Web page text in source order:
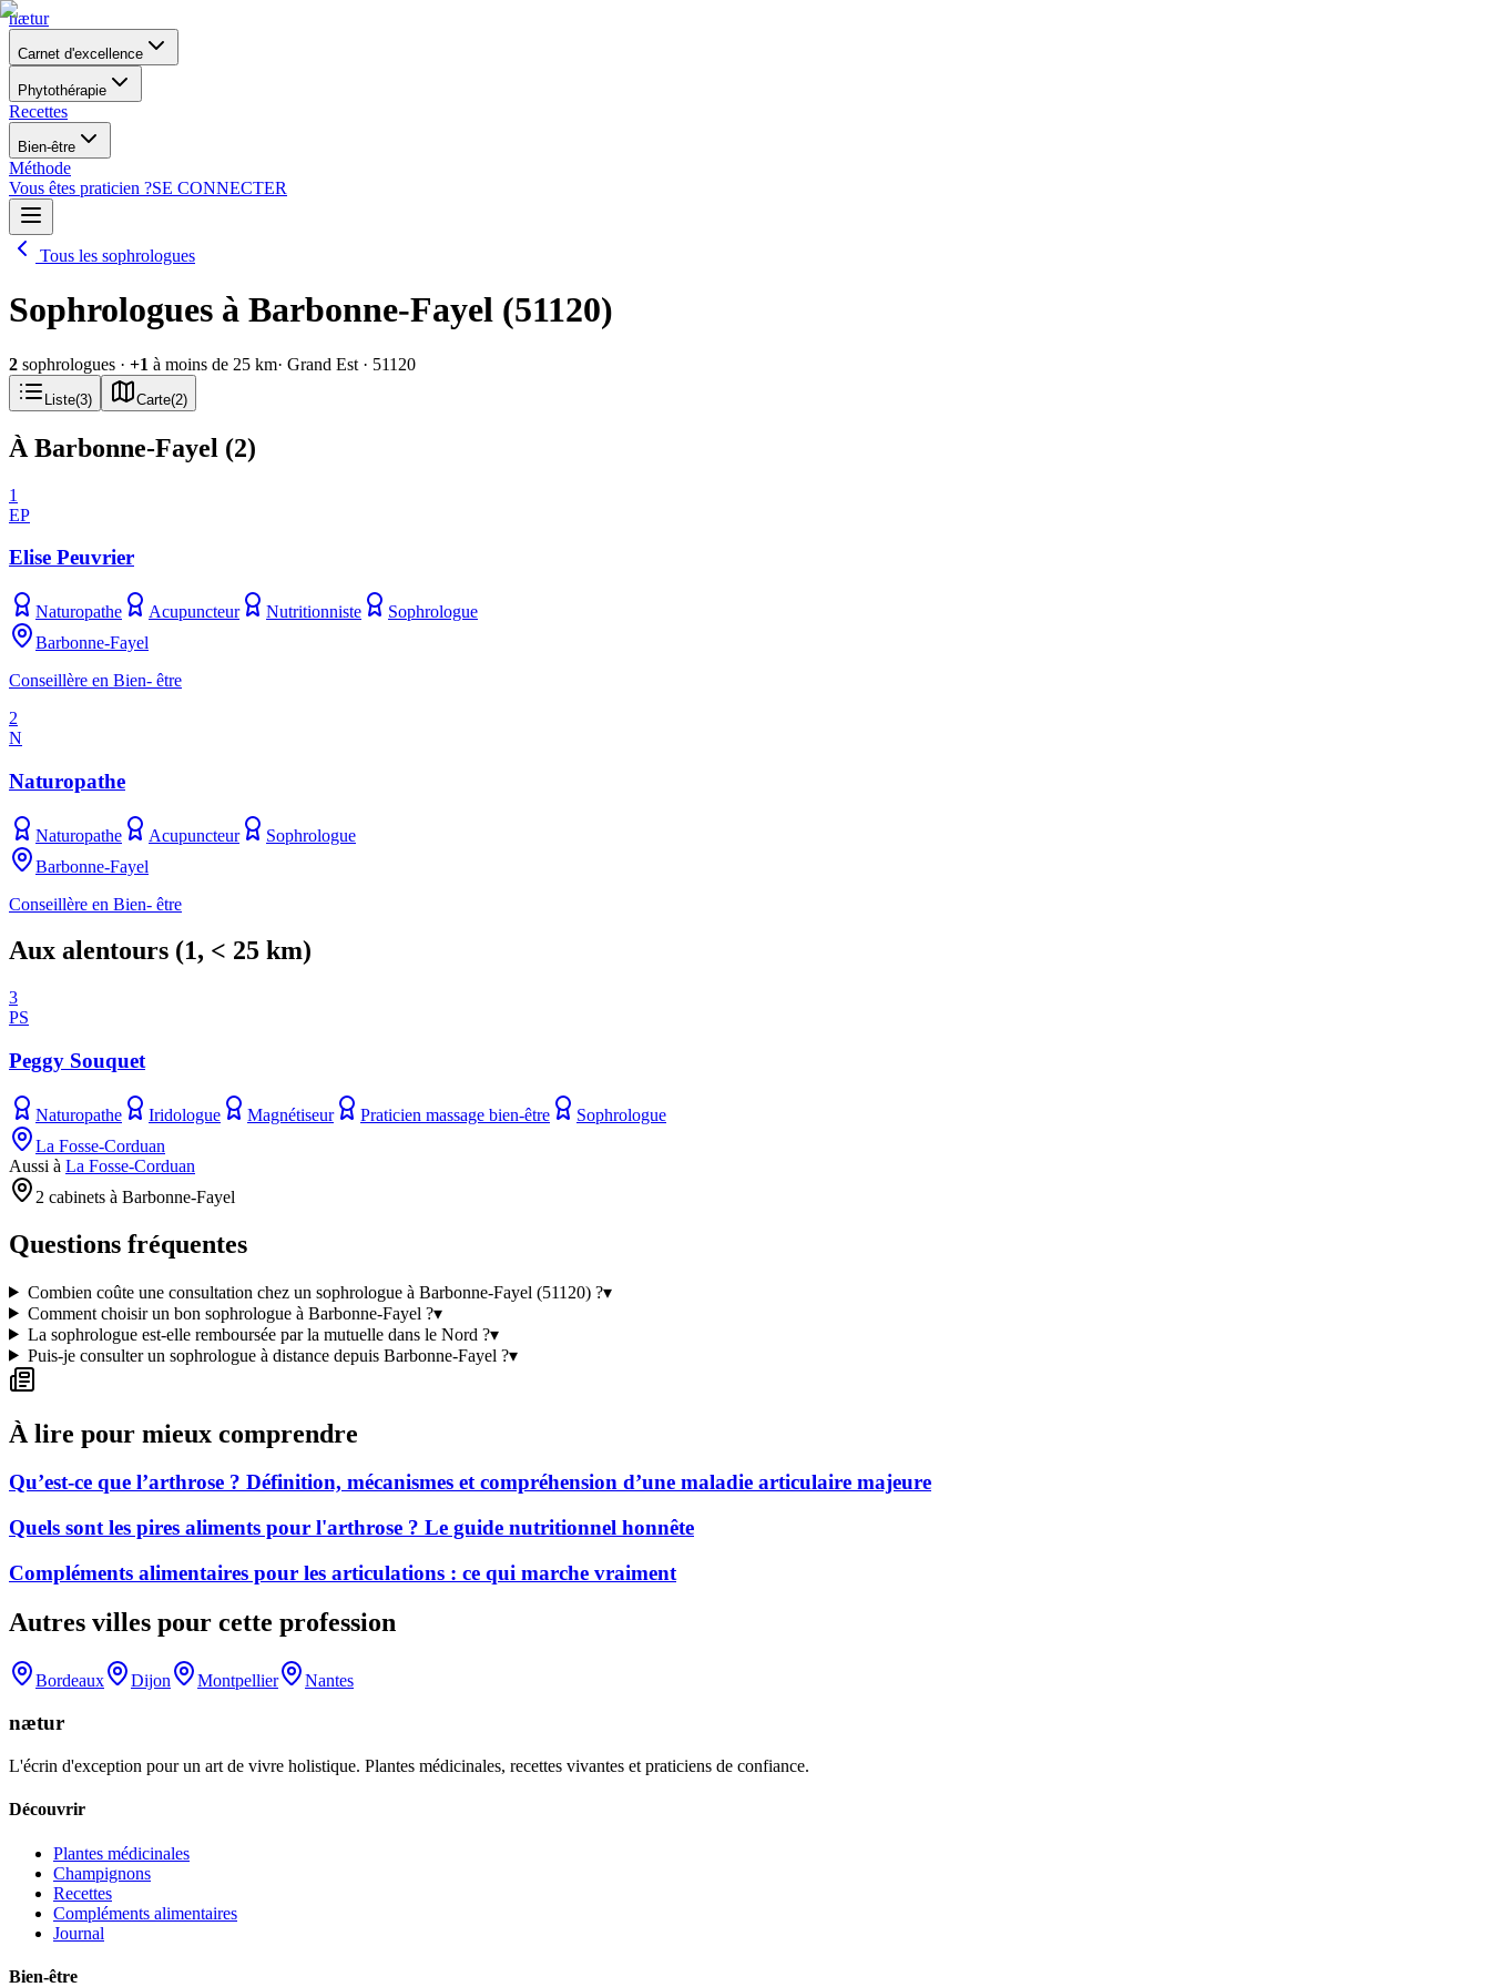
nætur
Carnet d'excellence
Phytothérapie
Recettes
Bien-être
Méthode
Vous êtes praticien ?SE CONNECTER
Tous les sophrologues
Sophrologues à Barbonne-Fayel (51120)
2 sophrologues · +1 à moins de 25 km· Grand Est · 51120
Liste(3) Carte(2)
À Barbonne-Fayel (2)
1
EP
Elise Peuvrier
Naturopathe Acupuncteur Nutritionniste
Sophrologue
Barbonne-Fayel
Conseillère en Bien- être
2
N
Naturopathe
Naturopathe Acupuncteur
Sophrologue
Barbonne-Fayel
Conseillère en Bien- être
Aux alentours (1, < 25 km)
3
PS
Peggy Souquet
Naturopathe Iridologue Magnétiseur Praticien massage bien-être
Sophrologue
La Fosse-Corduan
Aussi à La Fosse-Corduan
2 cabinets à Barbonne-Fayel
Questions fréquentes
Combien coûte une consultation chez un sophrologue à Barbonne-Fayel (51120) ?▾
Comment choisir un bon sophrologue à Barbonne-Fayel ?▾
La sophrologue est-elle remboursée par la mutuelle dans le Nord ?▾
Puis-je consulter un sophrologue à distance depuis Barbonne-Fayel ?▾
À lire pour mieux comprendre
Qu’est-ce que l’arthrose ? Définition, mécanismes et compréhension d’une maladie articulaire majeure
Quels sont les pires aliments pour l'arthrose ? Le guide nutritionnel honnête
Compléments alimentaires pour les articulations : ce qui marche vraiment
Autres villes pour cette profession
Bordeaux Dijon Montpellier Nantes
nætur
L'écrin d'exception pour un art de vivre holistique. Plantes médicinales, recettes vivantes et praticiens de confiance.
Découvrir
Plantes médicinales
Champignons
Recettes
Compléments alimentaires
Journal
Bien-être